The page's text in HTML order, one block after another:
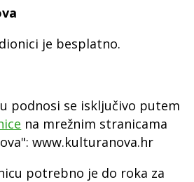
je besplatno.
podnosi se isključivo putem
na mrežnim stranicama
www.kulturanova.hr
potrebno je do roka za